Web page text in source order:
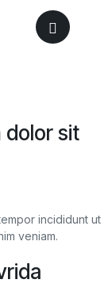
dolor sit
incididunt ut
veniam.